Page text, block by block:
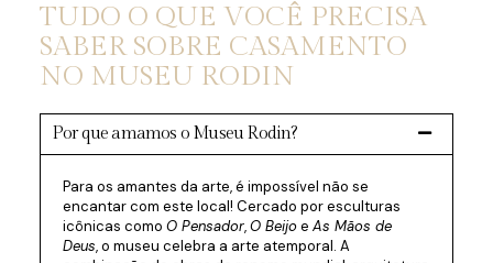
TUDO O QUE VOCÊ PRECISA
SABER SOBRE CASAMENTO
NO MUSEU RODIN
Por que amamos o Museu Rodin?
Para os amantes da arte, é impossível não se
encantar com este local! Cercado por esculturas
icônicas como O Pensador,O Beijoe As Mãos de
Deus, o museu celebra a arte atemporal. A